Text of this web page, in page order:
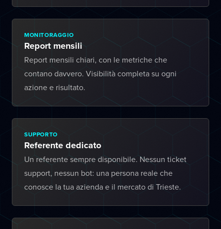
MONITORAGGIO
Report mensili
Report mensili chiari, con le metriche che
contano davvero. Visibilità completa su ogni
azione e risultato.
SUPPORTO
Referente dedicato
Un referente sempre disponibile. Nessun ticket
support, nessun bot: una persona reale che
conosce la tua azienda e il mercato di Trieste.